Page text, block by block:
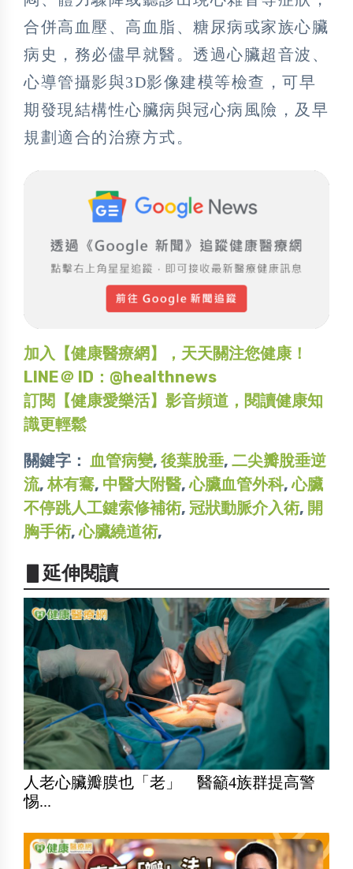
合併高血壓、高血脂、糖尿病或家族心臟
病史，務必儘早就醫。透過心臟超音波、
心導管攝影與3D影像建模等檢查，可早
期發現結構性心臟病與冠心病風險，及早
規劃適合的治療方式。
加入【健康醫療網】，天天關注您健康！
LINE＠ ID：@healthnews
訂閱【健康愛樂活】影音頻道，閱讀健康知
識更輕鬆
關鍵字：
血管病變, 後葉脫垂, 二尖瓣脫垂逆
流,林有騫, 中醫大附醫,心臟血管外科,心臟
不停跳人工鍵索修補術, 冠狀動脈介入術, 開
胸手術,心臟繞道術,
▋延伸閱讀
人老心臟瓣膜也「老」 醫籲4族群提高警
惕...